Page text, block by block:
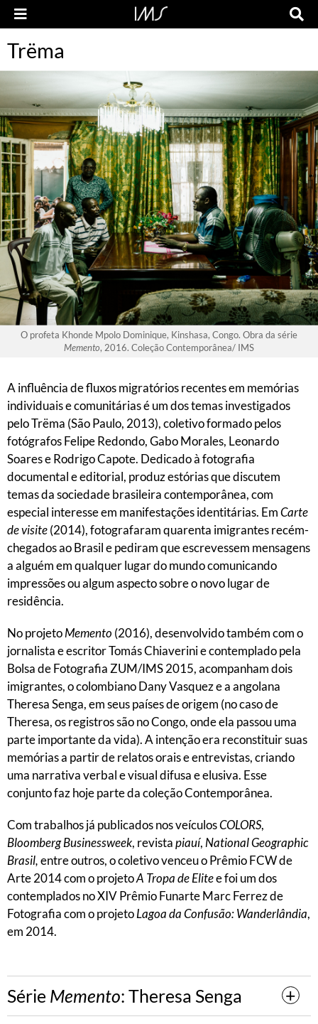
Trëma
O profeta Khonde Mpolo Dominique, Kinshasa, Congo. Obra da série
Memento, 2016. Coleção Contemporânea/ IMS
A influência de fluxos migratórios recentes em memórias
individuais e comunitárias é um dos temas investigados
pelo Trëma (São Paulo, 2013), coletivo formado pelos
fotógrafos Felipe Redondo, Gabo Morales, Leonardo
Soares e Rodrigo Capote. Dedicado à fotografia
documental e editorial, produz estórias que discutem
temas da sociedade brasileira contemporânea, com
especial interesse em manifestações identitárias. EmCarte
de visite(2014), fotografaram quarenta imigrantes recém-
chegados ao Brasil e pediram que escrevessem mensagens
a alguém em qualquer lugar do mundo comunicando
impressões ou algum aspecto sobre o novo lugar de
residência.
No projetoMemento (2016), desenvolvido também com o
jornalista e escritor Tomás Chiaverini e contemplado pela
Bolsa de Fotografia ZUM/IMS 2015, acompanham dois
imigrantes, o colombiano Dany Vasquez e a angolana
Theresa Senga, em seus países de origem (no caso de
Theresa, os registros são no Congo, onde ela passou uma
parte importante da vida). A intenção era reconstituir suas
memórias a partir de relatos orais e entrevistas, criando
uma narrativa verbal e visual difusa e elusiva. Esse
conjunto faz hoje parte da coleção Contemporânea.
Com trabalhos já publicados nos veículosCOLORS,
Bloomberg Businessweek, revistapiauí,National Geographic
Brasil,entre outros, o coletivo venceu o Prêmio FCW de
Arte 2014 com o projetoA Tropa de Elitee foi um dos
contemplados no XIV Prêmio Funarte Marc Ferrez de
Fotografia com o projetoLagoa da Confusão: Wanderlândia,
em 2014.
Série Memento: Theresa Senga